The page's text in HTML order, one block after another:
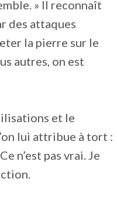
» Il reconnaît
des attaques
la pierre sur le
autres, on est
et le
lui attribue à tort :
n’est pas vrai. Je